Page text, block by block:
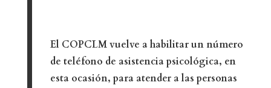
El COPCLM vuelve a habilitar un número
de teléfono de asistencia psicológica, en
esta ocasión, para atender a las personas